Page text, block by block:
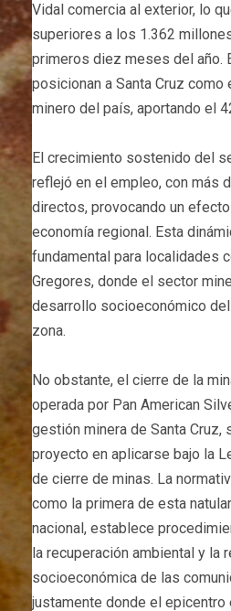
Vidal comercia al exterior, lo
superiores a los 1.362
primeros diez meses del año.
posicionan a Santa Cruz como
minero del país, aportando el
El crecimiento sostenido del
reflejó en el empleo, con más
directos, provocando un
economía regional. Esta
fundamental para localidades
Gregores, donde el sector
desarrollo socioeconómico
zona.
No obstante, el cierre de la
operada por Pan American
gestión minera de Santa Cruz,
proyecto en aplicarse bajo la
de cierre de minas. La
como la primera de esta
nacional, establece
la recuperación ambiental y la
socioeconómica de las
justamente donde el epicentro